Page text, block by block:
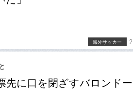
海外サッカー
先に口を閉ざすバロンド